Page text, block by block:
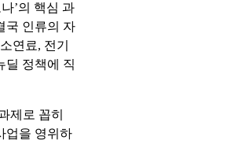
’의 핵심 과
국 인류의 자
연료, 전기
딜 정책에 직
제로 꼽히
업을 영위하